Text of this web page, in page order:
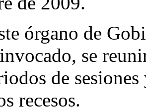
órgano de
se
de
recesos.